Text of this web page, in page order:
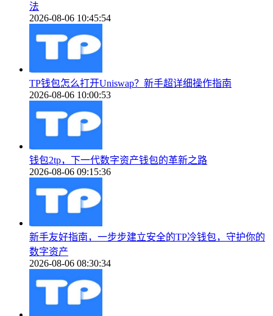
法
2026-08-06 10:45:54
TP钱包怎么打开Uniswap？新手超详细操作指南
2026-08-06 10:00:53
钱包2tp，下一代数字资产钱包的革新之路
2026-08-06 09:15:36
新手友好指南，一步步建立安全的TP冷钱包，守护你的
数字资产
2026-08-06 08:30:34